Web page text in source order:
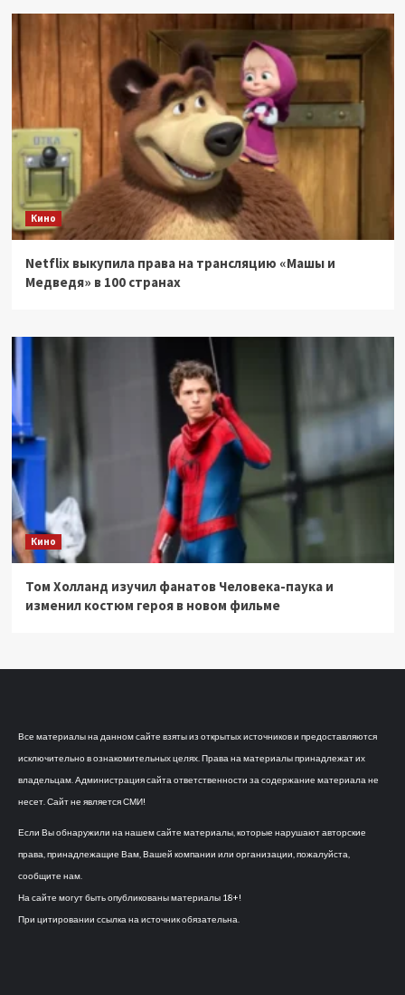
Кино
Netflix выкупила права на трансляцию «Машы и
Медведя» в 100 странах
Кино
Том Холланд изучил фанатов Человека-паука и
изменил костюм героя в новом фильме
Все материалы на данном сайте взяты из открытых источников и предоставляются
исключительно в ознакомительных целях. Права на материалы принадлежат их
владельцам. Администрация сайта ответственности за содержание материала не
несет. Сайт не является СМИ!
Если Вы обнаружили на нашем сайте материалы, которые нарушают авторские
права, принадлежащие Вам, Вашей компании или организации, пожалуйста,
сообщите нам.
На сайте могут быть опубликованы материалы 18+!
При цитировании ссылка на источник обязательна.